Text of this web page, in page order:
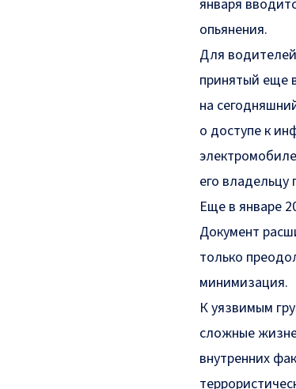
января
опьянения.
Для
принятый еще
на
о доступе к
его
Еще в январе
Документ
только
минимизация.
К уязвимым
сложные
внутренних